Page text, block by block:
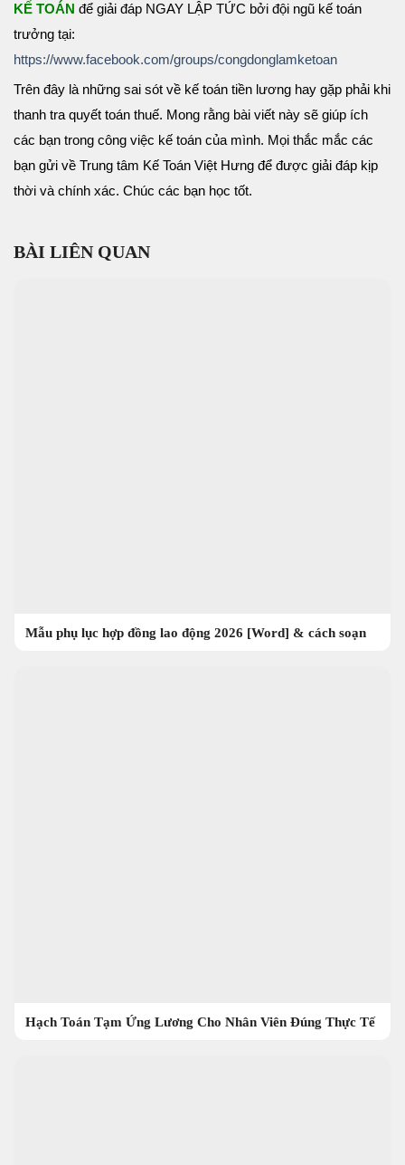
KẾ TOÁN để giải đáp NGAY LẬP TỨC bởi đội ngũ kế toán
trưởng tại:
https://www.facebook.com/groups/congdonglamketoan
Trên đây là những sai sót về kế toán tiền lương hay gặp phải khi
thanh tra quyết toán thuế. Mong rằng bài viết này sẽ giúp ích
các bạn trong công việc kế toán của mình. Mọi thắc mắc các
bạn gửi về Trung tâm Kế Toán Việt Hưng để được giải đáp kịp
thời và chính xác. Chúc các bạn học tốt.
BÀI LIÊN QUAN
Mẫu phụ lục hợp đồng lao động 2026 [Word] & cách soạn
Hạch Toán Tạm Ứng Lương Cho Nhân Viên Đúng Thực Tế